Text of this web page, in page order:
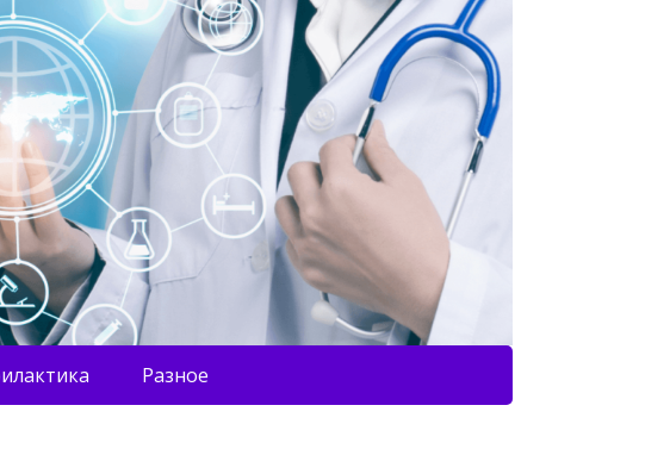
Разное